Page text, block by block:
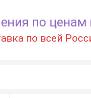
по ценам
по всей